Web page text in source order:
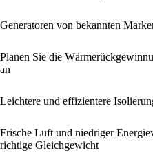
Generatoren von bekannten
Planen Sie die
an
Leichtere und effizientere
Frische Luft und niedriger
richtige Gleichgewicht